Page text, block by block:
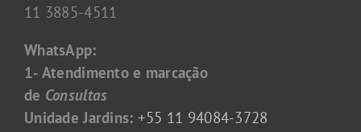
11 3885-4511
WhatsApp:
1- Atendimento e marcação
de Consultas
Unidade Jardins: +55 11 94084-3728